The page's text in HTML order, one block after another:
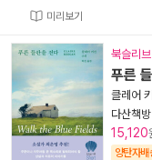
미리보기
북슬리브
푸른
클레어
다산책방
15,120
양탄자배